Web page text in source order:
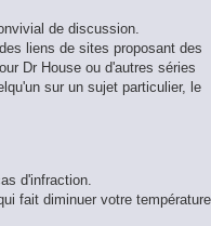
de discussion.
liens de sites proposant des
Dr House ou d'autres séries
sur un sujet particulier, le
d'infraction.
fait diminuer votre température